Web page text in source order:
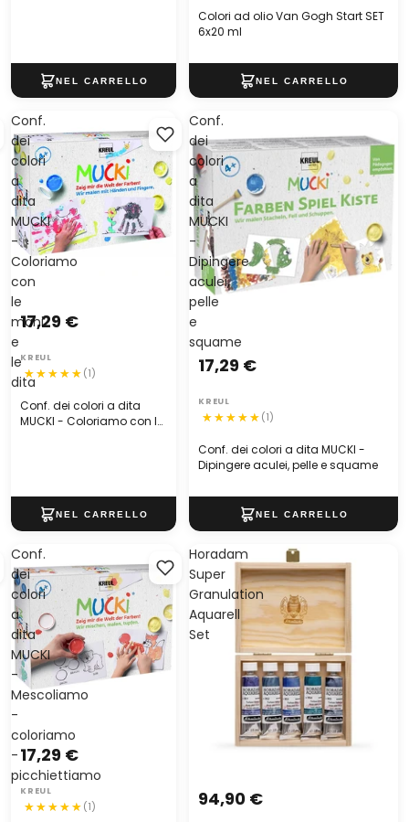
Colori ad olio Van Gogh Start SET
6x20 ml
Conf.
dei
colori
a
dita
MUCKI
-
Coloriamo
con
le
mani
e
le
dita
Conf. dei colori a dita
MUCKI - Coloriamo con le
17,29 €
KREUL
(1)
Conf.
dei
colori
a
dita
MUCKI
-
Dipingere
aculei,
pelle
e
squame
Conf. dei colori a dita MUCKI -
Dipingere aculei, pelle e squame
17,29 €
KREUL
(1)
Conf.
dei
colori
a
dita
MUCKI
-
Mescoliamo
-
coloriamo
-
picchiettiamo
17,29 €
KREUL
(1)
Horadam
Super
Granulation
Aquarell
Set
94,90 €